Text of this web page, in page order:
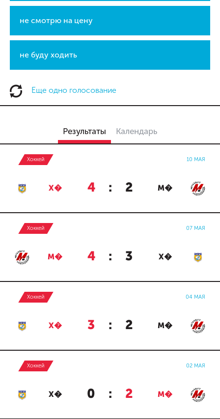
не смотрю на цену
не буду ходить
Еще одно голосование
Результаты Календарь
Хоккей 10 МАЯ
Х� 4 : 2 М�
Хоккей 07 МАЯ
М� 4 : 3 Х�
Хоккей 04 МАЯ
Х� 3 : 2 М�
Хоккей 02 МАЯ
Х� 0 : 2 М�